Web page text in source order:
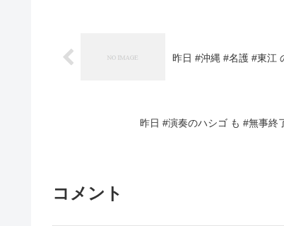
昨日 #沖縄 #名護 #東江
昨日 #演奏のハシゴ も #無事終
コメント